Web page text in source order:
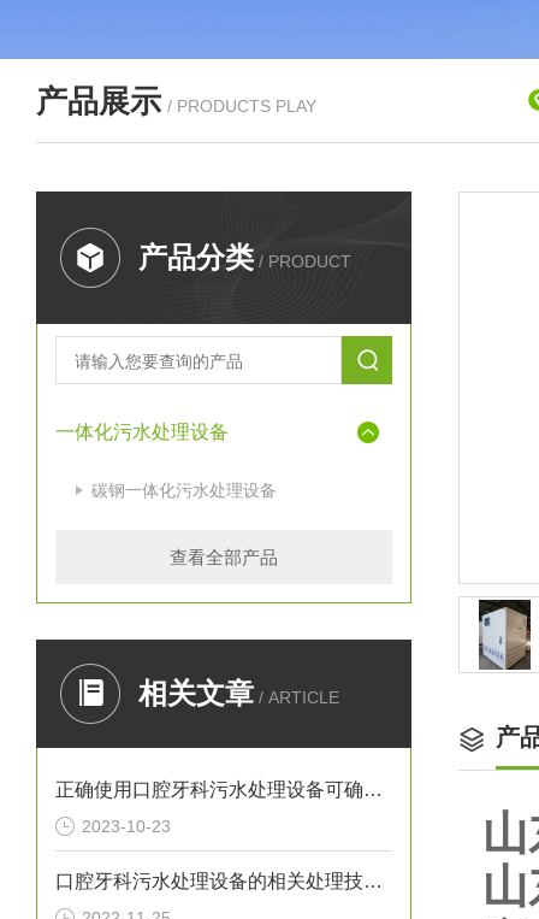
产品展示 / PRODUCTS PLAY
产品分类 / PRODUCT
一体化污水处理设备
碳钢一体化污水处理设备
查看全部产品
相关文章 / ARTICLE
正确使用口腔牙科污水处理设备可确保处理效果
2023-10-23
口腔牙科污水处理设备的相关处理技术介绍
产